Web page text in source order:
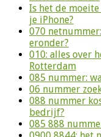
Is het de
je iPhone?
070
eronder?
010: alles over
Rotterdam
085 nummer:
06 nummer
088 nummer
bedrijf?
085 888